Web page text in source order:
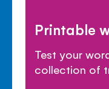
Printable
Test your
collection of